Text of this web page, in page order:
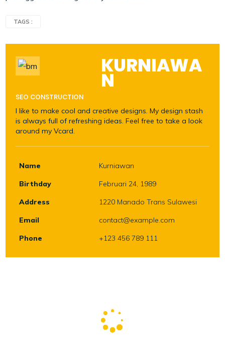
TAGS :
KURNIAWA
N
SEO CONSTRUCTION
I like to make cool and creative designs. My design stash
is always full of refreshing ideas. Feel free to take a look
around my Vcard.
Name
Kurniawan
Birthday
Februari 24, 1989
Address
1220 Manado Trans Sulawesi
Email
contact@example.com
Phone
+123 456 789 111